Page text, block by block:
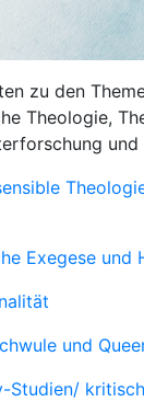
zu den
Theologie,
Exegese und
und
Studien/